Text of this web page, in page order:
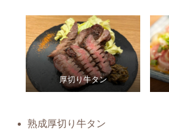
厚切り牛タン
熟成厚切り牛タン